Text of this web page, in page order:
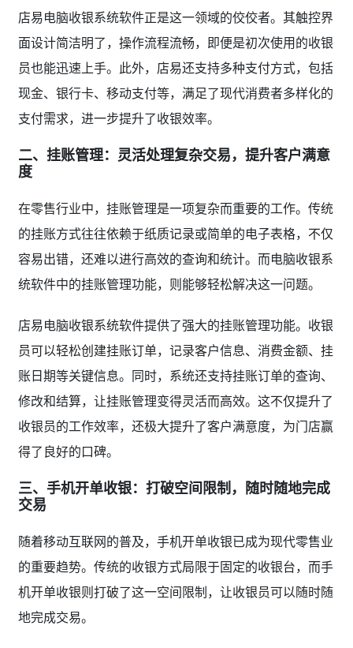
店易电脑收银系统软件正是这一领域的佼佼者。其触控界
面设计简洁明了，操作流程流畅，即便是初次使用的收银
员也能迅速上手。此外，店易还支持多种支付方式，包括
现金、银行卡、移动支付等，满足了现代消费者多样化的
支付需求，进一步提升了收银效率。
二、挂账管理：灵活处理复杂交易，提升客户满意
度
在零售行业中，挂账管理是一项复杂而重要的工作。传统
的挂账方式往往依赖于纸质记录或简单的电子表格，不仅
容易出错，还难以进行高效的查询和统计。而电脑收银系
统软件中的挂账管理功能，则能够轻松解决这一问题。
店易电脑收银系统软件提供了强大的挂账管理功能。收银
员可以轻松创建挂账订单，记录客户信息、消费金额、挂
账日期等关键信息。同时，系统还支持挂账订单的查询、
修改和结算，让挂账管理变得灵活而高效。这不仅提升了
收银员的工作效率，还极大提升了客户满意度，为门店赢
得了良好的口碑。
三、手机开单收银：打破空间限制，随时随地完成
交易
随着移动互联网的普及，手机开单收银已成为现代零售业
的重要趋势。传统的收银方式局限于固定的收银台，而手
机开单收银则打破了这一空间限制，让收银员可以随时随
地完成交易。